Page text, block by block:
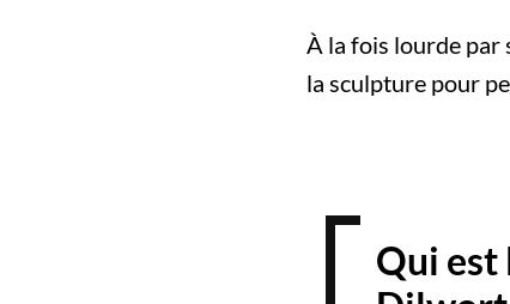
À la fois lourde par
la sculpture pour
Qui est